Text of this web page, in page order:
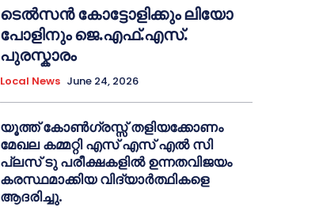
ടെൽസൻ കോട്ടോളിക്കും ലിയോ
പോളിനും ജെ.എഫ്.എസ്.
പുരസ്കാരം
Local News June 24, 2026
യൂത്ത് കോൺഗ്രസ്സ് തളിയക്കോണം
മേഖല കമ്മറ്റി എസ് എസ് എൽ സി
പ്ലസ് ടു പരീക്ഷകളിൽ ഉന്നതവിജയം
കരസ്ഥമാക്കിയ വിദ്യാർത്ഥികളെ
ആദരിച്ചു.